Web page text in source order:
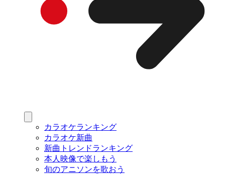
カラオケランキング
カラオケ新曲
新曲トレンドランキング
本人映像で楽しもう
旬のアニソンを歌おう